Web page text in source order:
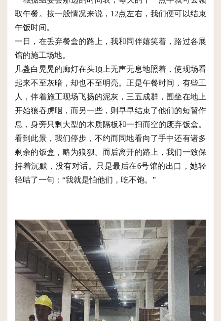
取午餐。按一般情况来说，12点左右，我们便可以结束
午饭时间。
一日，在丢弃餐盒的路上，我和同伴嬉笑着，路过各展
馆的施工场地。
几盏白晃晃的廊灯在头顶上无声无息地照着，使现场看
起来不至灰暗，却也不至明亮。正是午餐时间，有些工
人，伴着施工现场飞扬的泥灰，三五成群，围坐在地上
开始狼吞虎咽，而另一些，则早早结束了他们的短暂作
息，身旁只剩大型的木质隔板和一扫而空的废弃饭盒。
看到此景，我们停步，不约而同地看向了手中还有诸多
剩余的饭盒，略为狼狈。而后离开的路上，我们一致保
持着沉默，没有对话。只是最后在6号馆的出口，她轻
轻咕了一句：“我就是怕他们，吃不饱。”